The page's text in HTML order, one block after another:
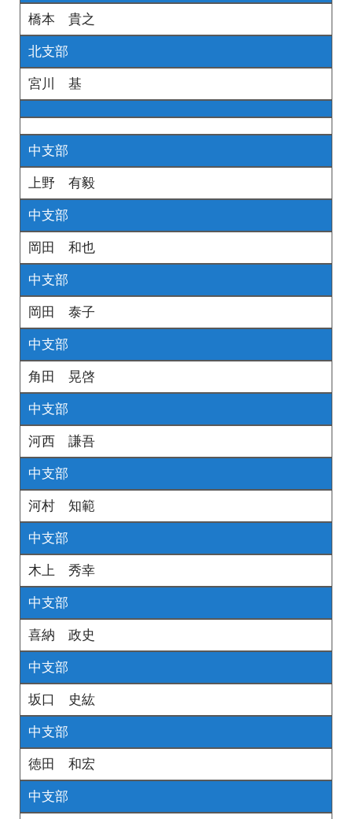
橋本 貴之
北支部
宮川 基
中支部
上野 有毅
中支部
岡田 和也
中支部
岡田 泰子
中支部
角田 晃啓
中支部
河西 謙吾
中支部
河村 知範
中支部
木上 秀幸
中支部
喜納 政史
中支部
坂口 史紘
中支部
徳田 和宏
中支部